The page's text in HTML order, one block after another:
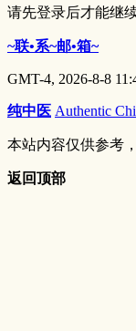
请先登录后才能继
~联•系~邮•箱~
GMT-4, 2026-8-8
纯中医 Authentic
本站内容仅供参考
返回顶部